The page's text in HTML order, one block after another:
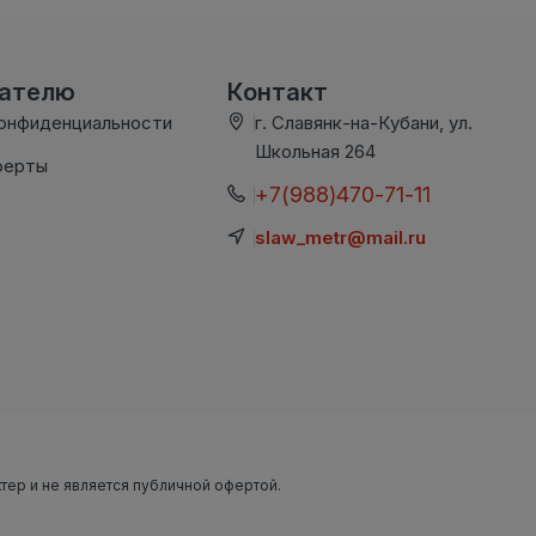
Контакт
г. Славянк-на-Кубани, ул.
Школьная 264
+7(988)470-71-11
slaw_metr@mail.ru
и не является публичной офертой.